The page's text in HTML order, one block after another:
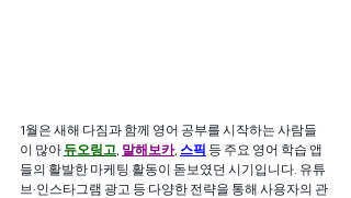
1월은 새해 다짐과 함께 영어 공부를 시작하는 사람들
이 많아 듀오링고, 말해보카, 스픽 등 주요 영어 학습 앱
들의 활발한 마케팅 활동이 돋보였던 시기입니다. 유튜
브·인스타그램 광고 등 다양한 전략을 통해 사용자의 관